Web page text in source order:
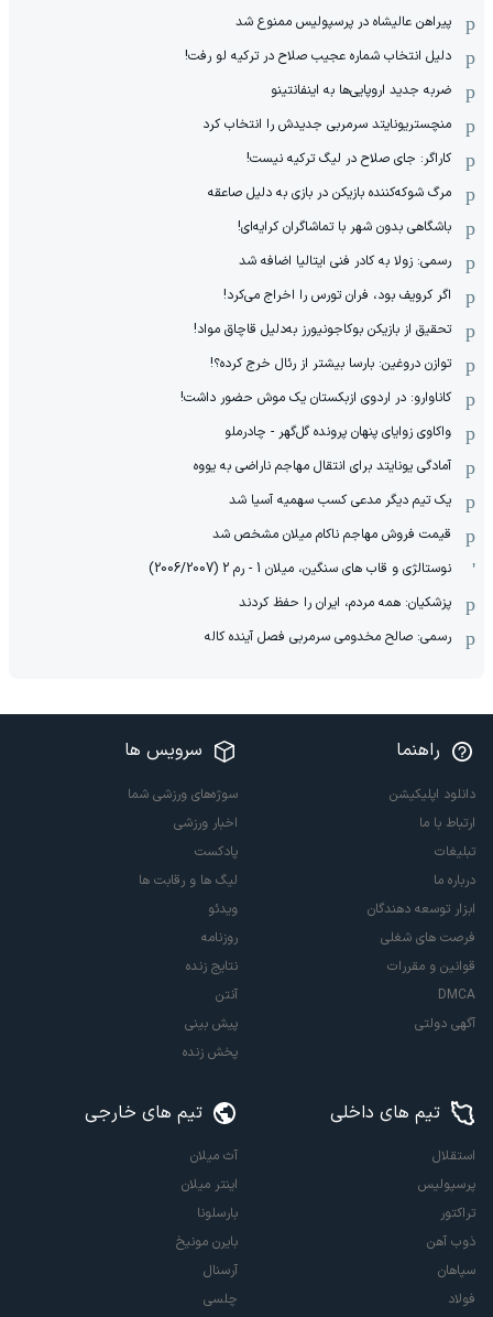
پیراهن عالیشاه در پرسپولیس ممنوع شد
دلیل انتخاب شماره عجیب صلاح در ترکیه لو رفت!
ضربه جدید اروپایی‌ها به اینفانتینو
منچستریونایتد سرمربی جدیدش را انتخاب کرد
کاراگر: جای صلاح در لیگ ترکیه نیست!
مرگ شوکه‌کننده بازیکن در بازی به دلیل صاعقه
باشگاهی بدون شهر با تماشاگران کرایه‌ای!
رسمی: زولا به کادر فنی ایتالیا اضافه شد
اگر کرویف بود، فران تورس را اخراج می‌کرد!
تحقیق از بازیکن بوکاجونیورز به‌دلیل قاچاق مواد!
توازن دروغین: بارسا بیشتر از رئال خرج کرده؟!
کاناوارو: در اردوی ازبکستان یک موش حضور داشت!
واکاوی زوایای پنهان پرونده گل‌گهر - چادرملو
آمادگی یونایتد برای انتقال مهاجم ناراضی به یووه
یک تیم دیگر مدعی کسب سهمیه آسیا شد
قیمت فروش مهاجم ناکام میلان مشخص شد
نوستالژی و قاب های سنگین، میلان 1 - رم 2 (2006/2007)
پزشکیان: همه مردم، ایران را حفظ کردند
رسمی: صالح مخدومی سرمربی فصل آینده کاله
راهنما
دانلود اپلیکیشن
ارتباط با ما
تبلیغات
درباره ما
ابزار توسعه دهندگان
فرصت های شغلی
قوانین و مقررات
DMCA
آگهی دولتی
سرویس ها
سوژه‌های ورزشی شما
اخبار ورزشی
پادکست
لیگ ها و رقابت ها
ویدئو
روزنامه
نتایج زنده
آنتن
پیش بینی
پخش زنده
تیم های داخلی
استقلال
پرسپولیس
تراکتور
ذوب آهن
سپاهان
فولاد
تیم های خارجی
آث میلان
اینتر میلان
بارسلونا
بایرن مونیخ
آرسنال
چلسی